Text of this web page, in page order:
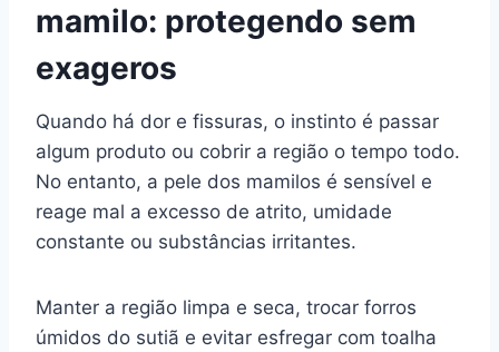
mamilo: protegendo sem
exageros
Quando há dor e fissuras, o instinto é passar
algum produto ou cobrir a região o tempo todo.
No entanto, a pele dos mamilos é sensível e
reage mal a excesso de atrito, umidade
constante ou substâncias irritantes.
Manter a região limpa e seca, trocar forros
úmidos do sutiã e evitar esfregar com toalha